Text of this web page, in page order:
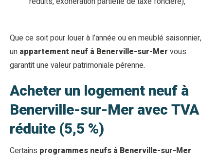
Que ce soit pour louer à l’année ou en meublé saisonnier,
un appartement neuf à Benerville-sur-Mer vous
garantit une valeur patrimoniale pérenne.
Acheter un logement neuf à
Benerville-sur-Mer avec TVA
réduite (5,5 %)
Certains programmes neufs à Benerville-sur-Mer